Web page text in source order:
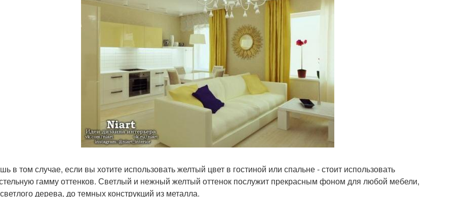
в том случае, если вы хотите использовать желтый цвет в гостиной или спальне - стоит использовать
гамму оттенков. Светлый и нежный желтый оттенок послужит прекрасным фоном для любой мебели,
дерева, до темных конструкций из металла.